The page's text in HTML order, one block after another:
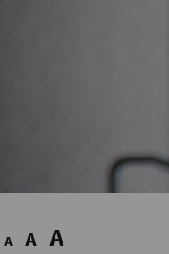
A A A